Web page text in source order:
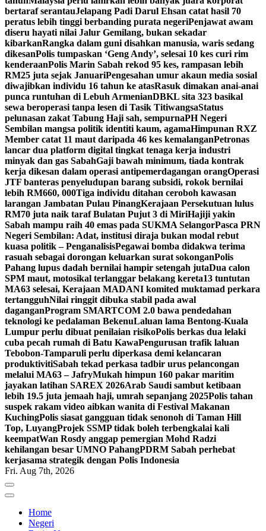
bertaraf serantauJelapang Padi Darul Ehsan catat hasil 70
peratus lebih tinggi berbanding purata negeriPenjawat awam
diseru hayati nilai Jalur Gemilang, bukan sekadar
kibarkanRangka dalam guni disahkan manusia, waris sedang
dikesanPolis tumpaskan ‘Geng Andy’, selesai 10 kes curi rim
kenderaanPolis Marin Sabah rekod 95 kes, rampasan lebih
RM25 juta sejak JanuariPengesahan umur akaun media sosial
diwajibkan individu 16 tahun ke atasRasuk dimakan anai-anai
punca runtuhan di Lebuh ArmenianDBKL sita 323 basikal
sewa beroperasi tanpa lesen di Tasik TitiwangsaStatus
pelunasan zakat Tabung Haji sah, sempurnaPH Negeri
Sembilan mangsa politik identiti kaum, agamaHimpunan RXZ
Member catat 11 maut daripada 46 kes kemalanganPetronas
lancar dua platform digital tingkat tenaga kerja industri
minyak dan gas SabahGaji bawah minimum, tiada kontrak
kerja dikesan dalam operasi antipemerdagangan orangOperasi
JTF banteras penyeludupan barang subsidi, rokok bernilai
lebih RM660, 000Tiga individu ditahan ceroboh kawasan
larangan Jambatan Pulau PinangKerajaan Persekutuan lulus
RM70 juta naik taraf Bulatan Pujut 3 di MiriHajiji yakin
Sabah mampu raih 40 emas pada SUKMA SelangorPasca PRN
Negeri Sembilan: Adat, institusi diraja bukan modal rebut
kuasa politik – PenganalisisPegawai bomba didakwa terima
rasuah sebagai dorongan keluarkan surat sokonganPolis
Pahang lupus dadah bernilai hampir setengah jutaDua calon
SPM maut, motosikal terlanggar belakang kereta13 tuntutan
MA63 selesai, Kerajaan MADANI komited muktamad perkara
tertangguhNilai ringgit dibuka stabil pada awal
daganganProgram SMARTCOM 2.0 bawa pendedahan
teknologi ke pedalaman BekenuLaluan lama Bentong-Kuala
Lumpur perlu dibuat penilaian risikoPolis berkas dua lelaki
cuba pecah rumah di Batu KawaPengurusan trafik laluan
Tebobon-Tamparuli perlu diperkasa demi kelancaran
produktivitiSabah tekad perkasa tadbir urus pelancongan
melalui MA63 – JafryMukah himpun 160 pakar maritim
jayakan latihan SAREX 2026Arab Saudi sambut ketibaan
lebih 19.5 juta jemaah haji, umrah sepanjang 2025Polis tahan
suspek rakam video aibkan wanita di Festival Makanan
KuchingPolis siasat gangguan tidak senonoh di Taman Hill
Top, LuyangProjek SSMP tidak boleh terbengkalai kali
keempatWan Rosdy anggap pemergian Mohd Radzi
kehilangan besar UMNO PahangPDRM Sabah perhebat
kerjasama strategik dengan Polis Indonesia
Fri. Aug 7th, 2026
Home
Negeri